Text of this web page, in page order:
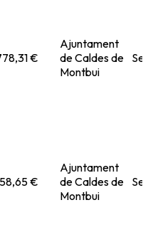
€
Ajuntament
de Caldes de
Montbui
€
Ajuntament
de Caldes de
Montbui